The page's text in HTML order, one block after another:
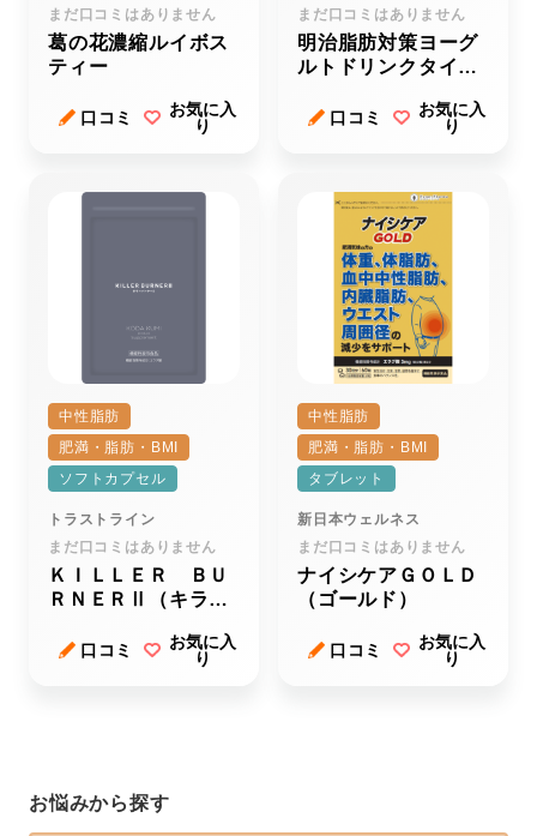
お悩みから探す
まだ口コミはありません
葛の花濃縮ルイボス
ティー
口コミ
お気に入
り
まだ口コミはありません
明治脂肪対策ヨーグ
ルトドリンクタイプ
口コミ
お気に入
り
中性脂肪
肥満・脂肪・BMI
ソフトカプセル
トラストライン
まだ口コミはありません
ＫＩＬＬＥＲ ＢＵ
ＲＮＥＲⅡ（キラー
口コミ
お気に入
り
中性脂肪
肥満・脂肪・BMI
タブレット
新日本ウェルネス
まだ口コミはありません
ナイシケアＧＯＬＤ
（ゴールド）
口コミ
お気に入
り